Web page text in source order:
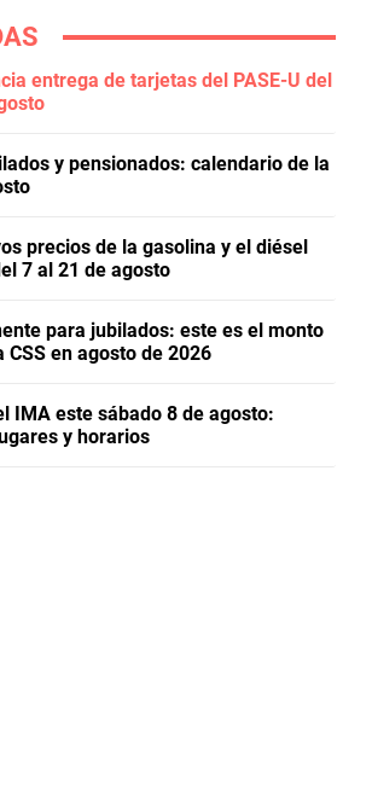
entrega de tarjetas del PASE-U del
y pensionados: calendario de la
precios de la gasolina y el diésel
7 al 21 de agosto
para jubilados: este es el monto
CSS en agosto de 2026
IMA este sábado 8 de agosto:
y horarios